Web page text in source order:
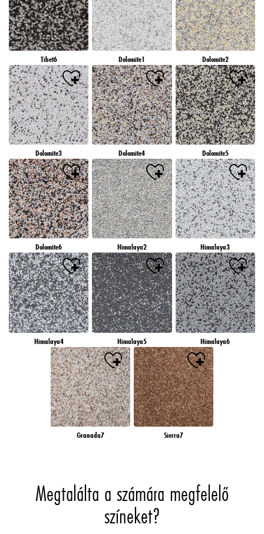
Tibet6 Dolomite1 Dolomite2
Dolomite3 Dolomite4 Dolomite5
Dolomite6 Himalaya2 Himalaya3
Himalaya4 Himalaya5 Himalaya6
Granada7 Sierra7
Megtalálta a számára megfelelő
színeket?